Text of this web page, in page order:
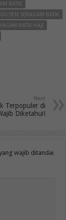
BATIK
SERAGAM BATIK
BATIK HAJI
Next
Terpopuler di
Diketahui!
wajib ditandai